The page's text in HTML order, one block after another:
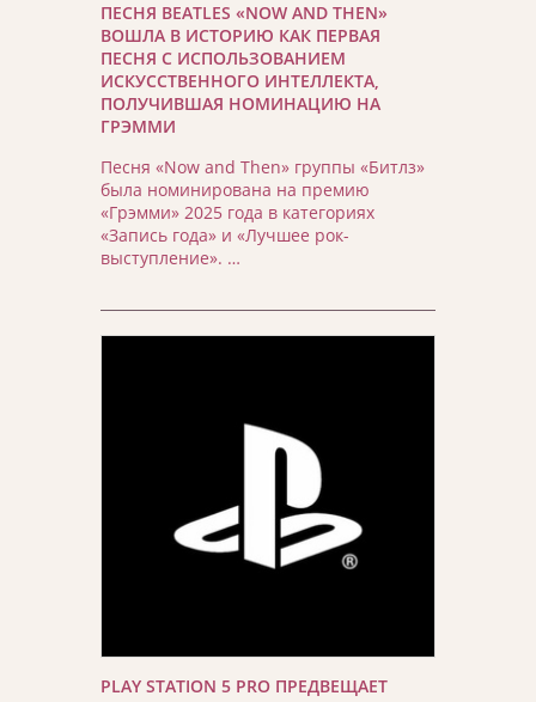
ПЕСНЯ BEATLES «NOW AND THEN»
ВОШЛА В ИСТОРИЮ КАК ПЕРВАЯ
ПЕСНЯ С ИСПОЛЬЗОВАНИЕМ
ИСКУССТВЕННОГО ИНТЕЛЛЕКТА,
ПОЛУЧИВШАЯ НОМИНАЦИЮ НА
ГРЭММИ
Песня «Now and Then» группы «Битлз»
была номинирована на премию
«Грэмми» 2025 года в категориях
«Запись года» и «Лучшее рок-
выступление». …
PLAY STATION 5 PRO ПРЕДВЕЩАЕТ